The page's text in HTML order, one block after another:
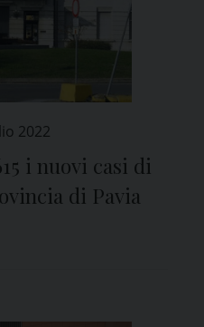
2022
i nuovi casi di
di Pavia